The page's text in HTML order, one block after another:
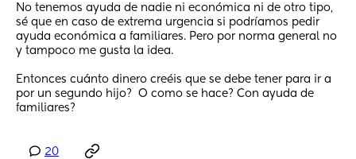
No tenemos ayuda de nadie ni económica ni de otro tipo,
sé que en caso de extrema urgencia si podríamos pedir
ayuda económica a familiares. Pero por norma general no
y tampoco me gusta la idea.
Entonces cuánto dinero creéis que se debe tener para ir a
por un segundo hijo?  O como se hace? Con ayuda de
familiares?
20